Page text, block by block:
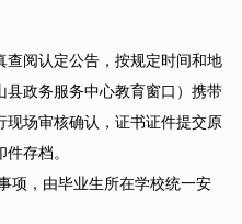
查阅认定公告，按规定时间和地
县政务服务中心教育窗口）携带
场审核确认，证书证件提交原
存档。
项，由毕业生所在学校统一安